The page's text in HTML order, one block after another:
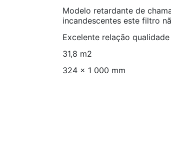
Modelo retardante de
incandescentes este filtro
Excelente relação
31,8 m2
324 x 1 000 mm